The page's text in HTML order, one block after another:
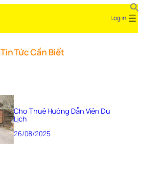
Log in
Tin Tức Cần Biết
Cho Thuê Hướng Dẫn Viên Du
Lịch
26/08/2025